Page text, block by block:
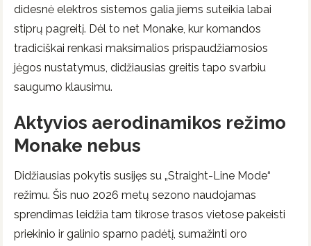
didesnė elektros sistemos galia jiems suteikia labai
stiprų pagreitį. Dėl to net Monake, kur komandos
tradiciškai renkasi maksimalios prispaudžiamosios
jėgos nustatymus, didžiausias greitis tapo svarbiu
saugumo klausimu.
Aktyvios aerodinamikos režimo
Monake nebus
Didžiausias pokytis susijęs su „Straight-Line Mode“
režimu. Šis nuo 2026 metų sezono naudojamas
sprendimas leidžia tam tikrose trasos vietose pakeisti
priekinio ir galinio sparno padėtį, sumažinti oro